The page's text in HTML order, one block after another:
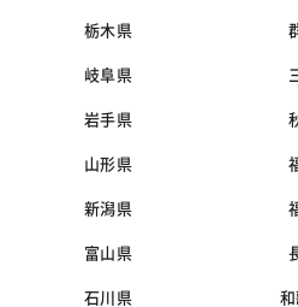
栃木県
岐阜県
岩手県
山形県
新潟県
富山県
石川県